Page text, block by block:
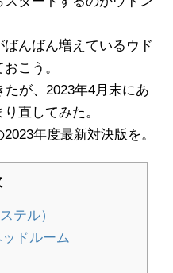
んばん増えているウド
こう。
が、2023年4月末にあ
直してみた。
年度最新対決版を。
テル）
ドルーム